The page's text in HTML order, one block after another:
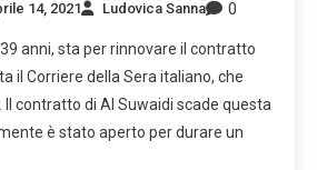
14, 2021 Ludovica Sanna 0
anni, sta per rinnovare il contratto
il Corriere della Sera italiano, che
Il contratto di Al Suwaidi scade questa
è stato aperto per durare un